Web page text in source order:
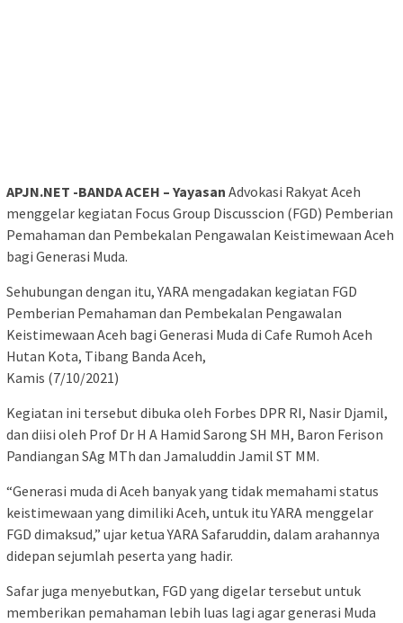
APJN.NET -BANDA ACEH – Yayasan Advokasi Rakyat Aceh
menggelar kegiatan Focus Group Discusscion (FGD) Pemberian
Pemahaman dan Pembekalan Pengawalan Keistimewaan Aceh
bagi Generasi Muda.
Sehubungan dengan itu, YARA mengadakan kegiatan FGD
Pemberian Pemahaman dan Pembekalan Pengawalan
Keistimewaan Aceh bagi Generasi Muda di Cafe Rumoh Aceh
Hutan Kota, Tibang Banda Aceh,
Kamis (7/10/2021)
Kegiatan ini tersebut dibuka oleh Forbes DPR RI, Nasir Djamil,
dan diisi oleh Prof Dr H A Hamid Sarong SH MH, Baron Ferison
Pandiangan SAg MTh dan Jamaluddin Jamil ST MM.
“Generasi muda di Aceh banyak yang tidak memahami status
keistimewaan yang dimiliki Aceh, untuk itu YARA menggelar
FGD dimaksud,” ujar ketua YARA Safaruddin, dalam arahannya
didepan sejumlah peserta yang hadir.
Safar juga menyebutkan, FGD yang digelar tersebut untuk
memberikan pemahaman lebih luas lagi agar generasi Muda